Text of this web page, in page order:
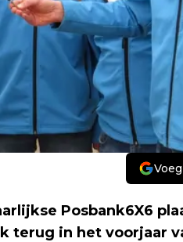
Posbank6X6
in het voorjaar